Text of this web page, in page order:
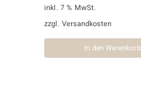
inkl. 7 % MwSt.
zzgl. Versandkosten
In den Warenkorb